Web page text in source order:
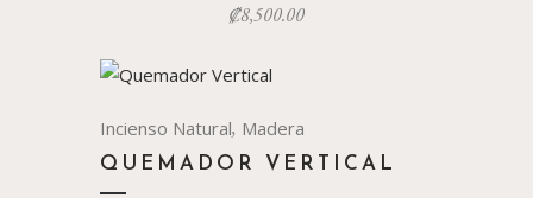
₡8,500.00
Incienso Natural, Madera
QUEMADOR VERTICAL